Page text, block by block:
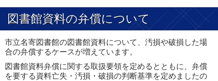
図書館資料の弁償について
市立名寄図書館の図書館資料について、汚損や破損した場
合の弁償するケースが増えています。
図書館資料弁償に関する取扱要領を定めるとともに、弁償
を要する資料亡失・汚損・破損の判断基準を定めましたの